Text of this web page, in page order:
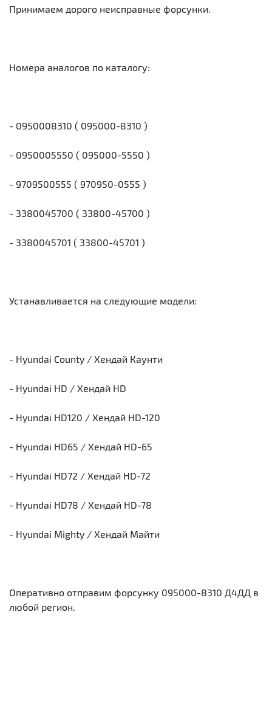
Принимаем дорого неисправные форсунки.
Номера аналогов по каталогу:
- 0950008310 ( 095000-8310 )
- 0950005550 ( 095000-5550 )
- 9709500555 ( 970950-0555 )
- 3380045700 ( 33800-45700 )
- 3380045701 ( 33800-45701 )
Устанавливается на следующие модели:
- Hyundai County / Хендай Каунти
- Hyundai HD / Хендай HD
- Hyundai HD120 / Хендай HD-120
- Hyundai HD65 / Хендай HD-65
- Hyundai HD72 / Хендай HD-72
- Hyundai HD78 / Хендай HD-78
- Hyundai Mighty / Хендай Майти
Оперативно отправим форсунку 095000-8310 Д4ДД в
любой регион.